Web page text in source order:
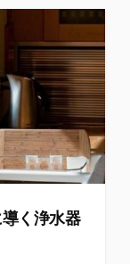
く浄水器